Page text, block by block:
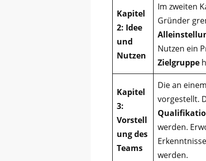
Kapitel
2: Idee
und
Nutzen
Im zweiten
Gründer
Nutzen ein
Zielgruppe
Kapitel
3:
Vorstell
ung des
Teams
Die an
vorgestellt.
werden.
werden.